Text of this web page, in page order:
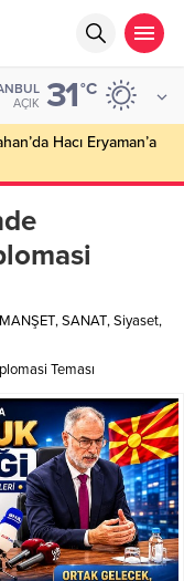
AÇIK 31°C
Hacı Eryaman’a
MANŞET,SANAT,Siyaset,
Teması